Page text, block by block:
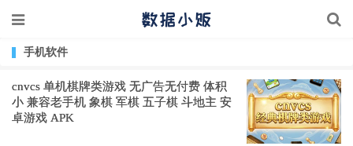
手机软件
cnvcs 单机棋牌类游戏 无广告无付费 体积
小 兼容老手机 象棋 军棋 五子棋 斗地主 安
卓游戏 APK